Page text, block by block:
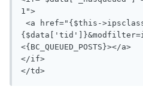
1">
<a href="{$this-
<{BC_QUEUED_POSTS}></a>
</if>
</td>